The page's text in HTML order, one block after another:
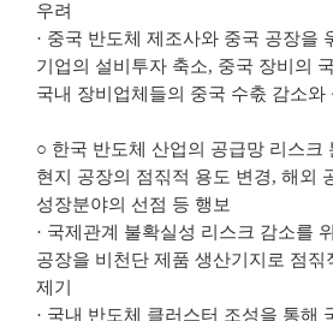
우려
· 중국 반도체 제조사와 중국 공장을
기업의 설비투자 축소, 중국 장비의
국내 장비업체들의 중국 수춗 감소와
○ 한국 반도체 산업의 공급망 리스크
현지 공장의 점짂적 용도 변경, 해외
성장분야의 선점 등 행보
· 국제관계 불확실성 리스크 감소를
공장을 비천단 제품 생산기지로 점짂
제기
· 국내 반도체 클러스터 조성을 통해